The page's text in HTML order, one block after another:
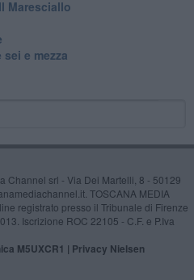
Maresciallo
e mezza
Channel srl - Via Dei Martelli, 8 - 50129
TOSCANA MEDIA
registrato presso il Tribunale di Firenze
Iscrizione ROC 22105 - C.F. e P.Iva
M5UXCR1 | Privacy Nielsen